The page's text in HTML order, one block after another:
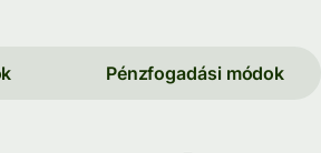
Pénzfogadási módok